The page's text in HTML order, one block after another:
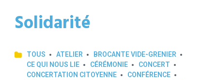
Solidarité
TOUS ATELIER
BROCANTE VIDE-GRENIER
CE QUI NOUS LIE
CÉRÉMONIE
CONCERT
CONCERTATION CITOYENNE
CONFÉRENCE